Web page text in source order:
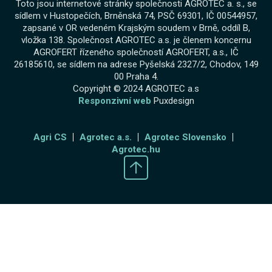
Toto jsou internetové stránky společnosti AGROTEC a. s., se
sídlem v Hustopečích, Brněnská 74, PSČ 69301, IČ 00544957,
zapsané v OR vedeném Krajským soudem v Brně, oddíl B,
vložka 138. Společnost AGROTEC a.s. je členem koncernu
AGROFERT řízeného společností AGROFERT, a.s., IČ
26185610, se sídlem na adrese Pyšelská 2327/2, Chodov, 149
00 Praha 4.
Copyright © 2024 AGROTEC a.s
Responzivní web Puxdesign
Agri CS Agrotec a.s.
Agrotec Slovensko
Agrotec.hu